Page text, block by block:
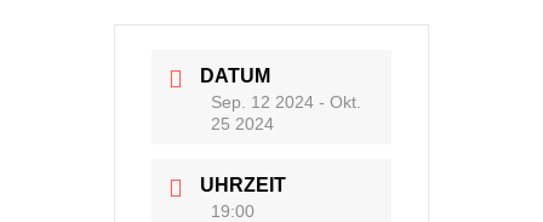
DATUM
Sep. 12 2024 - Okt.
25 2024
UHRZEIT
19:00